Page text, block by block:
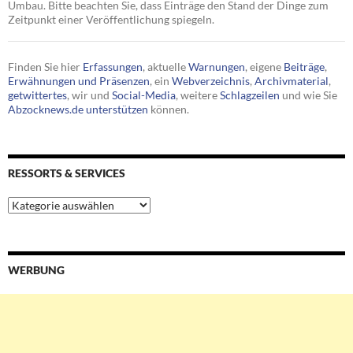
Umbau. Bitte beachten Sie, dass Einträge den Stand der Dinge zum
Zeitpunkt einer Veröffentlichung spiegeln.
Finden Sie hier Erfassungen, aktuelleWarnungen, eigene Beiträge,
Erwähnungen und Präsenzen, ein Webverzeichnis, Archivmaterial,
getwittertes, wir und Social-Media, weitereSchlagzeilen und wie Sie
Abzocknews.de unterstützen können.
RESSORTS & SERVICES
Ressorts
&
WERBUNG